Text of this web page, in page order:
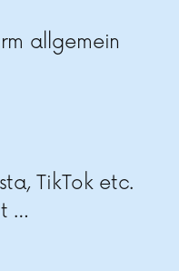
allgemein
TikTok etc.
…